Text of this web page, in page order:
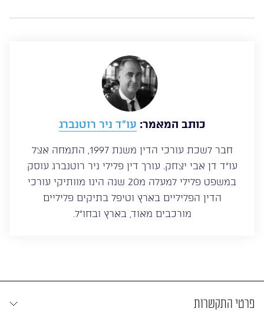
כותב המאמר: עו”ד ניר רוטנברג
חבר לשכת עורכי הדין משנת 1997, התמחה אצל
עו”ד דן אבי יצחק. עורך דין פלילי ניר רוטנברג עוסק
במשפט פלילי למעלה מ20 שנה הינו מוותיקי עורכי
הדין הפליליים בארץ וטיפל בתיקים פליליים
מורכבים מאוד, בארץ ובחו”ל.
פרטי התקשרות